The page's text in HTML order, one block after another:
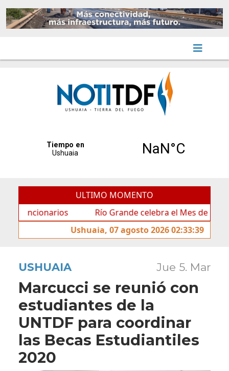
ULTIMO MOMENTO
Río Grande celebra el Mes de las
Ushuaia, 07 agosto 2026 02:33:39
USHUAIA Jue 5. Mar
Marcucci se reunió con
estudiantes de la
UNTDF para coordinar
las Becas Estudiantiles
2020